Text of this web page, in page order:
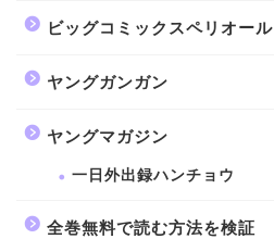
ビッグコミックスペリオール
ヤングガンガン
ヤングマガジン
一日外出録ハンチョウ
全巻無料で読む方法を検証